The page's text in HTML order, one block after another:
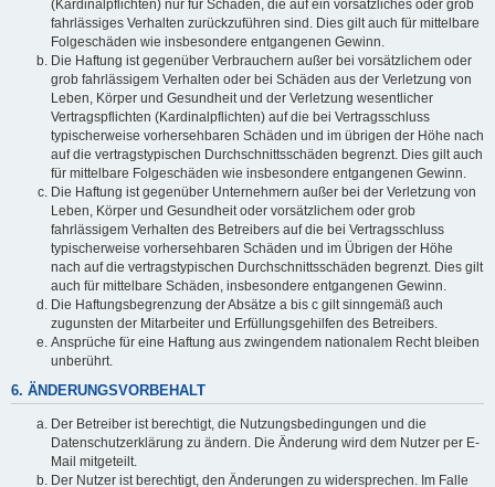
(Kardinalpflichten) nur für Schäden, die auf ein vorsätzliches oder grob
fahrlässiges Verhalten zurückzuführen sind. Dies gilt auch für mittelbare
Folgeschäden wie insbesondere entgangenen Gewinn.
Die Haftung ist gegenüber Verbrauchern außer bei vorsätzlichem oder
grob fahrlässigem Verhalten oder bei Schäden aus der Verletzung von
Leben, Körper und Gesundheit und der Verletzung wesentlicher
Vertragspflichten (Kardinalpflichten) auf die bei Vertragsschluss
typischerweise vorhersehbaren Schäden und im übrigen der Höhe nach
auf die vertragstypischen Durchschnittsschäden begrenzt. Dies gilt auch
für mittelbare Folgeschäden wie insbesondere entgangenen Gewinn.
Die Haftung ist gegenüber Unternehmern außer bei der Verletzung von
Leben, Körper und Gesundheit oder vorsätzlichem oder grob
fahrlässigem Verhalten des Betreibers auf die bei Vertragsschluss
typischerweise vorhersehbaren Schäden und im Übrigen der Höhe
nach auf die vertragstypischen Durchschnittsschäden begrenzt. Dies gilt
auch für mittelbare Schäden, insbesondere entgangenen Gewinn.
Die Haftungsbegrenzung der Absätze a bis c gilt sinngemäß auch
zugunsten der Mitarbeiter und Erfüllungsgehilfen des Betreibers.
Ansprüche für eine Haftung aus zwingendem nationalem Recht bleiben
unberührt.
6. ÄNDERUNGSVORBEHALT
Der Betreiber ist berechtigt, die Nutzungsbedingungen und die
Datenschutzerklärung zu ändern. Die Änderung wird dem Nutzer per E-
Mail mitgeteilt.
Der Nutzer ist berechtigt, den Änderungen zu widersprechen. Im Falle